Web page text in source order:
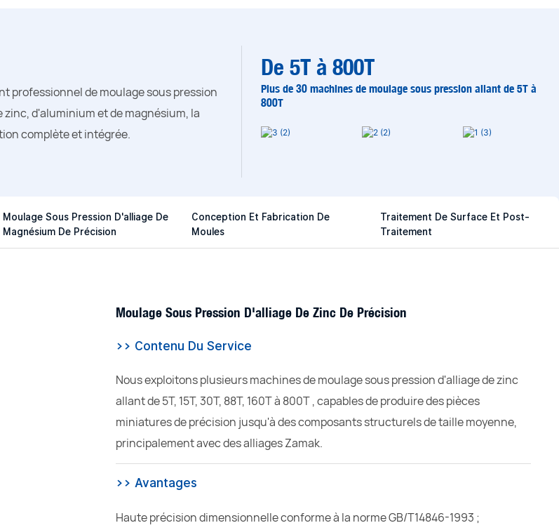
professionnel de moulage sous pression
d'aluminium et de magnésium, la
complète et intégrée.
De 5T à 800T
Plus de 30 machines de moulage sous pression allant de 5T à
800T
Moulage Sous Pression D'alliage De
Magnésium De Précision
Conception Et Fabrication De
Moules
Traitement De Surface Et Post-
Traitement
Moulage Sous Pression D'alliage De Zinc De Précision
>> Contenu Du Service
Nous exploitons plusieurs machines de moulage sous pression d'alliage de zinc
allant de5T, 15T, 30T, 88T, 160T à 800T, capables de produire des pièces
miniatures de précision jusqu'à des composants structurels de taille moyenne,
principalement avec des alliages Zamak.
>> Avantages
Haute précision dimensionnelle conforme à la norme GB/T14846-1993 ;